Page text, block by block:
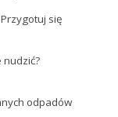
się
nudzić?
odpadów